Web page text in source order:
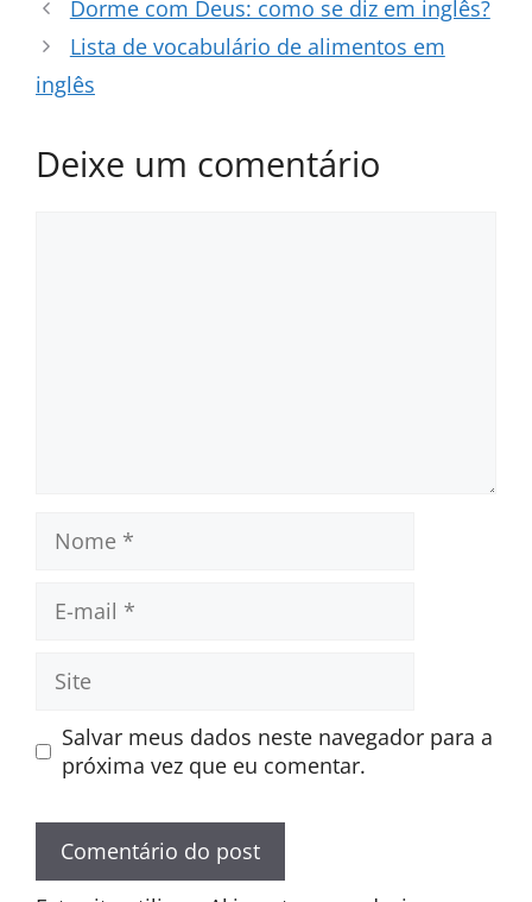
Dorme com Deus: como se diz em inglês?
Lista de vocabulário de alimentos em
inglês
Deixe um comentário
mail
Site
Salvar meus dados neste navegador para a
próxima vez que eu comentar.